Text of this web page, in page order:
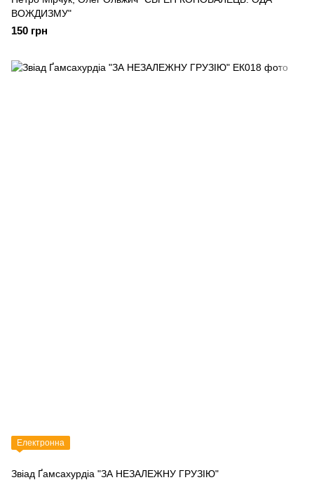
ВОЖДИЗМУ"
150 грн
Електронна
Звіад Ґамсахурдіа "ЗА НЕЗАЛЕЖНУ ГРУЗІЮ"